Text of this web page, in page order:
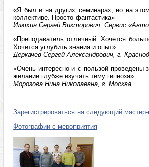
«Я был и на других семинарах, но на
коллективе. Просто фантастика»
Илюхин Сергей Викторович, Сервис
«Преподаватель отличный. Хочется
Хочется углубить знания и опыт»
Деркачев Сергей Александрович, г.
«Очень интересно и с пользой проведены
желание глубже изучать тему гипноза»
Морозова Нина Николаевна, г. Москва
Зарегистрироваться на следующий
Фотографии с мероприятия